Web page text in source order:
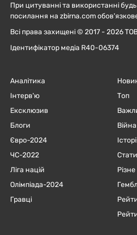
При цитуванні та використанні
посилання на zbirna.com
Всі права захищені © 2017 - 2026
Ідентифікатор медіа R40-06374
Аналітика
Інтерв'ю
Ексклюзив
Блоги
Євро-2024
ЧC-2022
Ліга націй
Олімпіада-2024
Гравці
Топ
Різне